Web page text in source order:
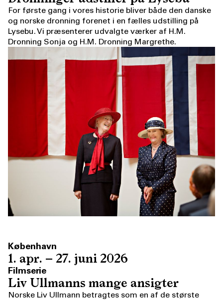
For første gang i vores historie bliver både den danske
og norske dronning forenet i en fælles udstilling på
Lysebu. Vi præsenterer udvalgte værker af H.M.
Dronning Sonja og H.M. Dronning Margrethe.
København
1. apr. – 27. juni 2026
Filmserie
Liv Ullmanns mange ansigter
Norske Liv Ullmann betragtes som en af de største